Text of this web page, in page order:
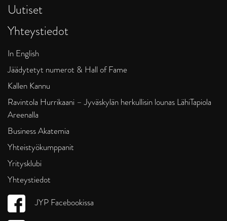
Uutiset
Yhteystiedot
In English
Jäädytetyt numerot & Hall of Fame
Kallen Kannu
Ravintola Hurrikaani – Jyväskylän herkullisin lounas LähiTapiola
Areenalla
Business Akatemia
Yhteistyökumppanit
Yritysklubi
Yhteystiedot
JYP Facebookissa